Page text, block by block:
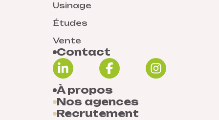
Usinage
Études
Vente
Contact
À propos
Nos agences
Recrutement